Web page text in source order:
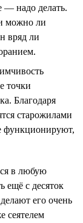
— надо делать.
можно ли
вряд ли
точки
Благодаря
старожилами
функционируют,
в любую
ещё с десяток
его очень
сеятелем